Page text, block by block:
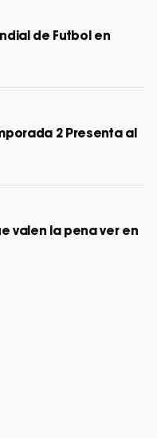
de Futbol en
2 Presenta al
valen la pena ver en